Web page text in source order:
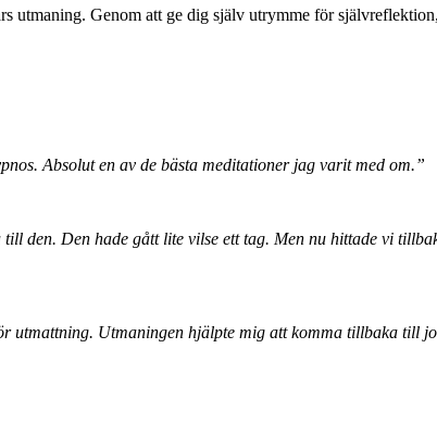
utmaning. Genom att ge dig själv utrymme för
Absolut en av de bästa meditationer jag varit med om.”
den. Den hade gått lite vilse ett tag. Men nu hittade vi
utmattning. Utmaningen hjälpte mig att komma tillbaka till